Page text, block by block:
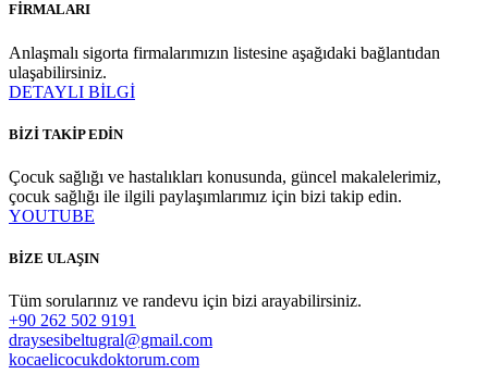
FİRMALARI
Anlaşmalı sigorta firmalarımızın listesine aşağıdaki bağlantıdan
ulaşabilirsiniz.
DETAYLI BİLGİ
BİZİ TAKİP EDİN
Çocuk sağlığı ve hastalıkları konusunda, güncel makalelerimiz,
çocuk sağlığı ile ilgili paylaşımlarımız için bizi takip edin.
YOUTUBE
BİZE ULAŞIN
Tüm sorularınız ve randevu için bizi arayabilirsiniz.
+90 262 502 9191
draysesibeltugral@gmail.com
kocaelicocukdoktorum.com